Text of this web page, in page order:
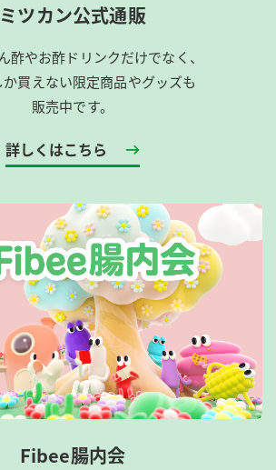
ミツカン公式通販
酢やお酢ドリンクだけでなく、
か買えない限定商品やグッズも
販売中です。
詳しくはこちら
Fibee腸内会